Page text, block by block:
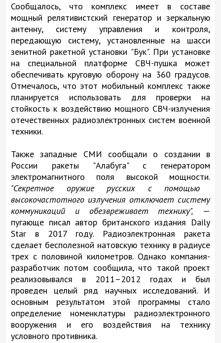
Сообщалось, что комплекс имеет в составе
мощный релятивистский генератор и зеркальную
антенну, систему управления и контроля,
передающую систему, установленные на шасси
зенитной ракетной установки "Бук". При установке
на специальной платформе СВЧ-пушка может
обеспечивать круговую оборону на 360 градусов.
Отмечалось, что этот мобильный комплекс также
планируется использовать для проверки на
стойкость к воздействию мощного СВЧ-излучения
отечественных радиоэлектронных систем военной
техники.
Также западные СМИ сообщали о создании в
России ракеты "Алабуга" с генератором
электромагнитного поля высокой мощности.
"Секретное оружие русских с помощью
высокочастотного излучения отключает систему
коммуникаций и обезвреживает технику", —
пугающе писал автор британского издания Daily
Star в 2017 году. Радиоэлектронная ракета
сделает бесполезной натовскую технику в радиусе
трех с половиной километров. Однако компания-
разработчик потом сообщила, что такой проект
реализовывался в 2011–2012 годах и был
проведен целый ряд научных исследований. И
основным результатом этой программы стало
определение номенклатуры радиоэлектронного
вооружения и его воздействия на технику
условного противника.